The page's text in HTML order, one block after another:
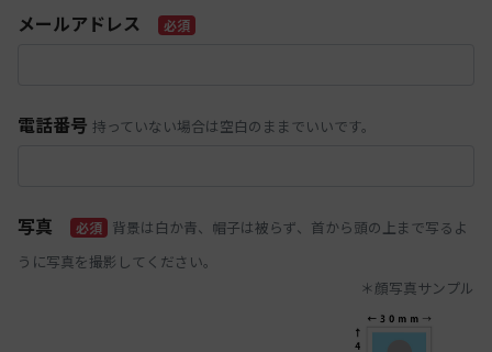
メールアドレス 必須
電話番号 持っていない場合は空白のままでいいです。
写真 必須
背景は白か青、帽子は被らず、首から頭の上まで写るよ
うに写真を撮影してください。
＊顔写真サンプル